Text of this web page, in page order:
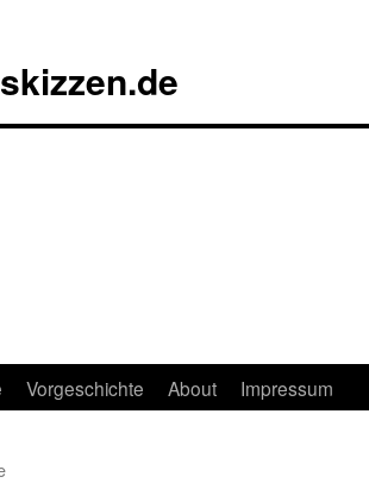
Vorgeschichte About Impressum